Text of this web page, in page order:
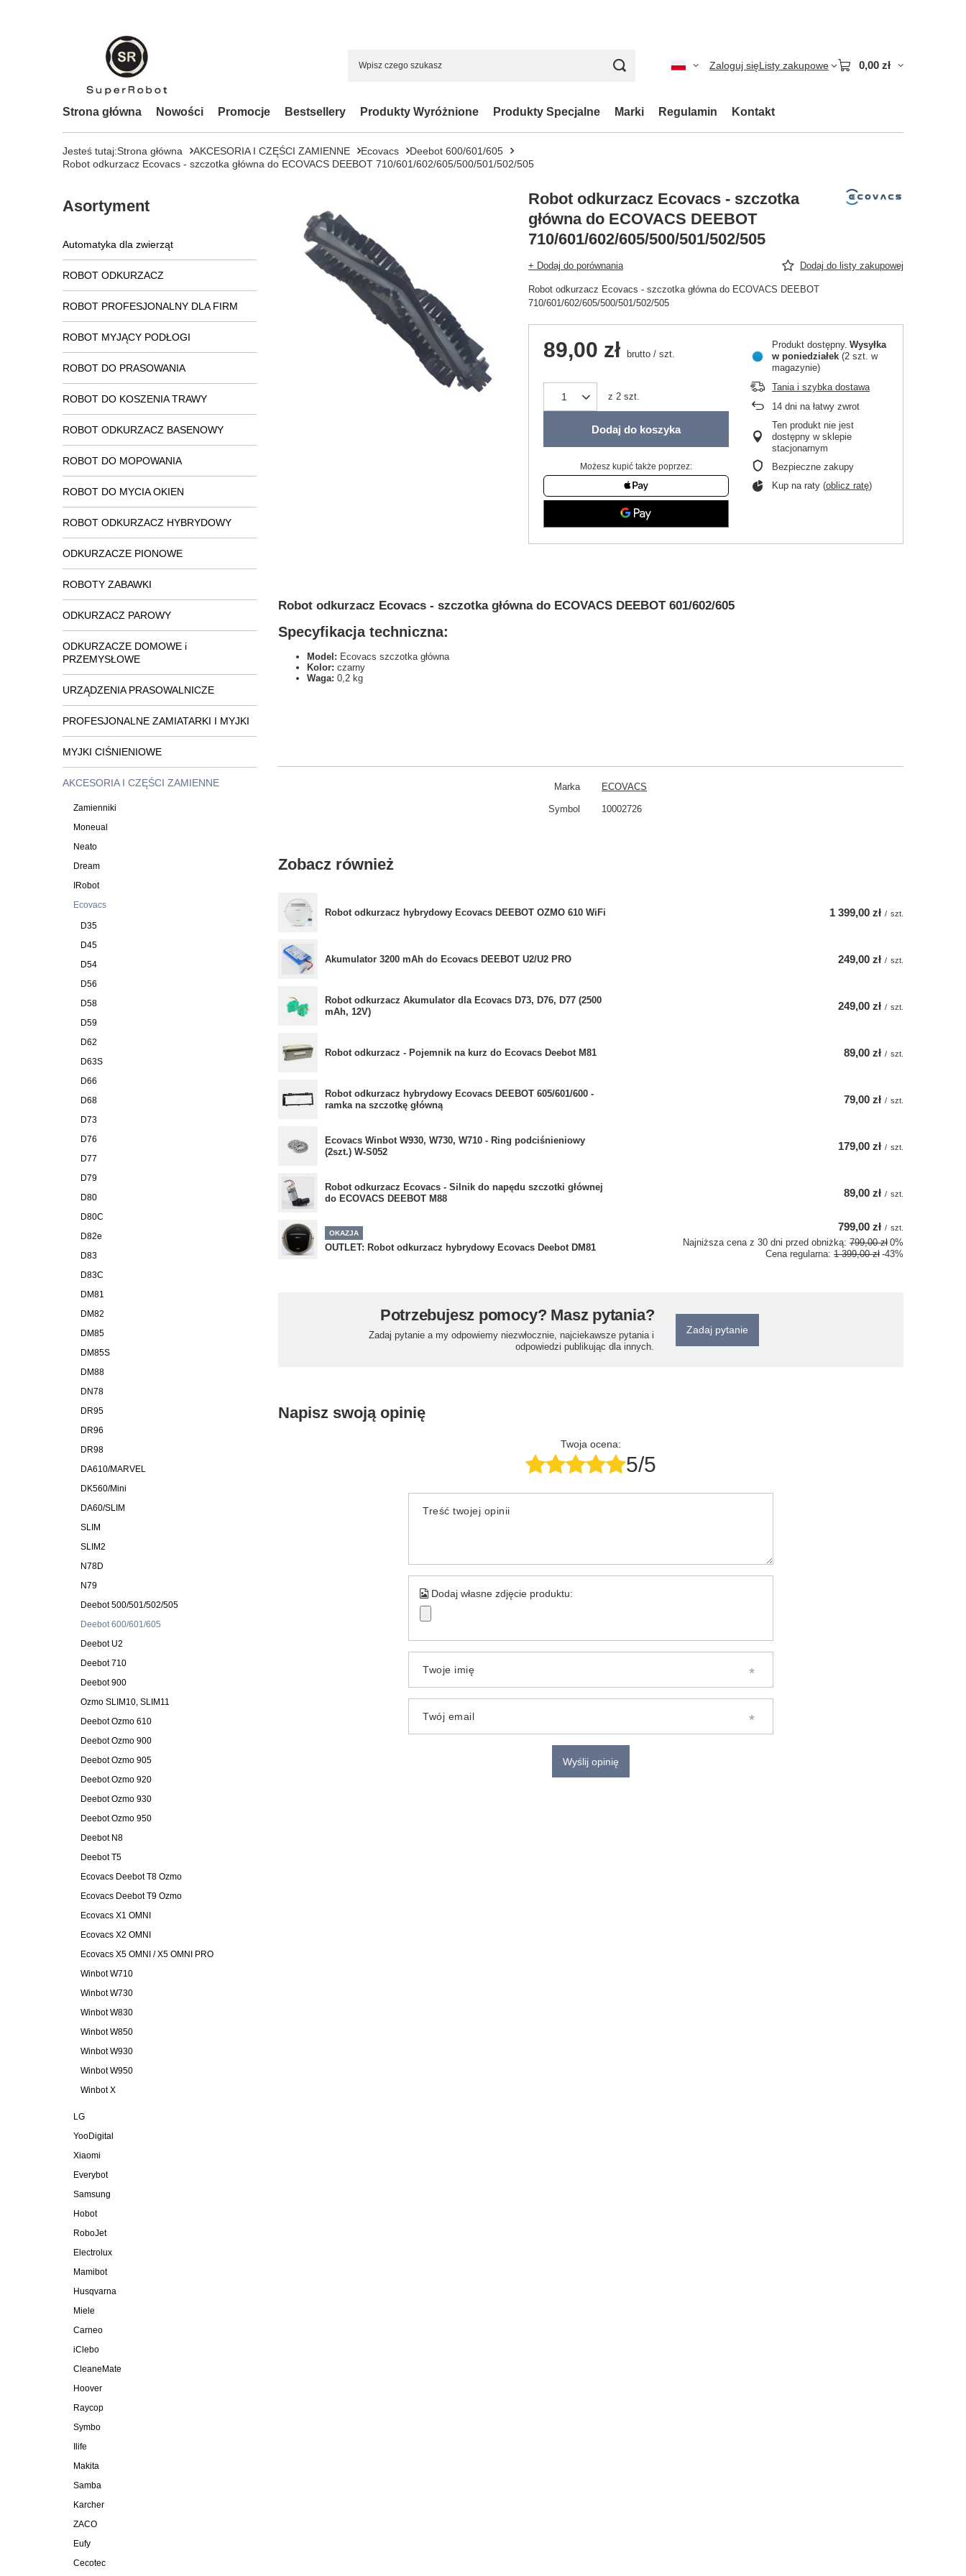
Zaloguj sięListy zakupowe 0,00 zł
Strona główna Nowości Promocje Bestsellery Produkty Wyróżnione Produkty Specjalne Marki Regulamin Kontakt
Jesteś tutaj:Strona główna AKCESORIA I CZĘŚCI ZAMIENNE Ecovacs
Deebot 600/601/605
Robot odkurzacz Ecovacs - szczotka główna do ECOVACS DEEBOT 710/601/602/605/500/501/502/505
Asortyment
Automatyka dla zwierząt
ROBOT ODKURZACZ
ROBOT PROFESJONALNY DLA FIRM
ROBOT MYJĄCY PODŁOGI
ROBOT DO PRASOWANIA
ROBOT DO KOSZENIA TRAWY
ROBOT ODKURZACZ BASENOWY
ROBOT DO MOPOWANIA
ROBOT DO MYCIA OKIEN
ROBOT ODKURZACZ HYBRYDOWY
ODKURZACZE PIONOWE
ROBOTY ZABAWKI
ODKURZACZ PAROWY
ODKURZACZE DOMOWE i
PRZEMYSŁOWE
URZĄDZENIA PRASOWALNICZE
PROFESJONALNE ZAMIATARKI I MYJKI
MYJKI CIŚNIENIOWE
AKCESORIA I CZĘŚCI ZAMIENNE
Zamienniki
Moneual
Neato
Dream
IRobot
Ecovacs
D35
D45
D54
D56
D58
D59
D62
D63S
D66
D68
D73
D76
D77
D79
D80
D80C
D82e
D83
D83C
DM81
DM82
DM85
DM85S
DM88
DN78
DR95
DR96
DR98
DA610/MARVEL
DK560/Mini
DA60/SLIM
SLIM
SLIM2
N78D
N79
Deebot 500/501/502/505
Deebot 600/601/605
Deebot U2
Deebot 710
Deebot 900
Ozmo SLIM10, SLIM11
Deebot Ozmo 610
Deebot Ozmo 900
Deebot Ozmo 905
Deebot Ozmo 920
Deebot Ozmo 930
Deebot Ozmo 950
Deebot N8
Deebot T5
Ecovacs Deebot T8 Ozmo
Ecovacs Deebot T9 Ozmo
Ecovacs X1 OMNI
Ecovacs X2 OMNI
Ecovacs X5 OMNI / X5 OMNI PRO
Winbot W710
Winbot W730
Winbot W830
Winbot W850
Winbot W930
Winbot W950
Winbot X
LG
YooDigital
Xiaomi
Everybot
Samsung
Hobot
RoboJet
Electrolux
Mamibot
Husqvarna
Miele
Carneo
iClebo
CleaneMate
Hoover
Raycop
Symbo
Ilife
Makita
Samba
Karcher
ZACO
Eufy
Cecotec
Robot odkurzacz Ecovacs - szczotka
główna do ECOVACS DEEBOT
710/601/602/605/500/501/502/505
+ Dodaj do porównania Dodaj do listy zakupowej
Robot odkurzacz Ecovacs - szczotka główna do ECOVACS DEEBOT
710/601/602/605/500/501/502/505
89,00 zł brutto / szt.
z 2 szt.
Dodaj do koszyka
Możesz kupić także poprzez:
Produkt dostępny Wysyłka
w poniedziałek (2 szt. w
magazynie)
Tania i szybka dostawa
14 dni na łatwy zwrot
Ten produkt nie jest
dostępny w sklepie
stacjonarnym
Bezpieczne zakupy
Kup na raty (oblicz ratę)
Robot odkurzacz Ecovacs - szczotka główna do ECOVACS DEEBOT 601/602/605
Specyfikacja techniczna:
Model: Ecovacs szczotka główna
Kolor: czarny
Waga: 0,2 kg
Marka ECOVACS
Symbol 10002726
Zobacz również
Robot odkurzacz hybrydowy Ecovacs DEEBOT OZMO 610 WiFi 1 399,00 zł / szt.
Akumulator 3200 mAh do Ecovacs DEEBOT U2/U2 PRO 249,00 zł / szt.
Robot odkurzacz Akumulator dla Ecovacs D73, D76, D77 (2500
mAh, 12V)
249,00 zł / szt.
Robot odkurzacz - Pojemnik na kurz do Ecovacs Deebot M81 89,00 zł / szt.
Robot odkurzacz hybrydowy Ecovacs DEEBOT 605/601/600 -
ramka na szczotkę główną
79,00 zł / szt.
Ecovacs Winbot W930, W730, W710 - Ring podciśnieniowy
(2szt.) W-S052
179,00 zł / szt.
Robot odkurzacz Ecovacs - Silnik do napędu szczotki głównej
do ECOVACS DEEBOT M88
89,00 zł / szt.
OKAZJA
OUTLET: Robot odkurzacz hybrydowy Ecovacs Deebot DM81
799,00 zł / szt.
Najniższa cena z 30 dni przed obniżką: 799,00 zł 0%
Cena regularna: 1 399,00 zł -43%
Potrzebujesz pomocy? Masz pytania?
Zadaj pytanie a my odpowiemy niezwłocznie, najciekawsze pytania i
odpowiedzi publikując dla innych.
Zadaj pytanie
Napisz swoją opinię
Twoja ocena:
5/5
Treść twojej opinii
Dodaj własne zdjęcie produktu:
Twoje imię
Twój email
Wyślij opinię